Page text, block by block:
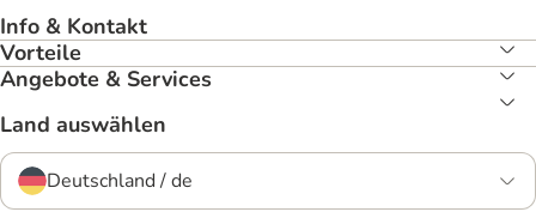
Info & Kontakt
Vorteile
Angebote & Services
Land auswählen
Deutschland / de